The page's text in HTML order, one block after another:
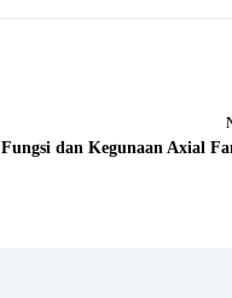
Fungsi dan Kegunaan Axial